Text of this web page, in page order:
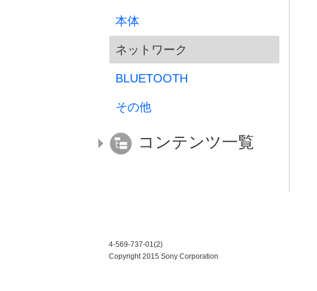
本体
ネットワーク
BLUETOOTH
その他
コンテンツ一覧
4-569-737-01(2)
Copyright 2015 Sony Corporation